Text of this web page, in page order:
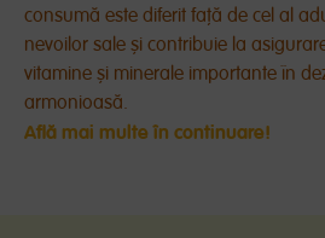
consumă este diferit față de cel al
nevoilor sale și contribuie la
vitamine și minerale importante în
armonioasă.
Află mai multe în continuare!